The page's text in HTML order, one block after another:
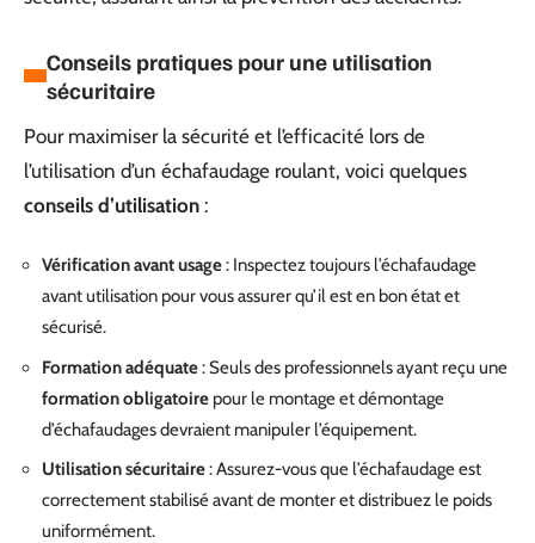
Conseils pratiques pour une utilisation
sécuritaire
Pour maximiser la sécurité et l’efficacité lors de
l’utilisation d’un échafaudage roulant, voici quelques
conseils d’utilisation :
Vérification avant usage: Inspectez toujours l’échafaudage
avant utilisation pour vous assurer qu’il est en bon état et
sécurisé.
Formation adéquate: Seuls des professionnels ayant reçu une
formation obligatoire pour le montage et démontage
d’échafaudages devraient manipuler l’équipement.
Utilisation sécuritaire: Assurez-vous que l’échafaudage est
correctement stabilisé avant de monter et distribuez le poids
uniformément.